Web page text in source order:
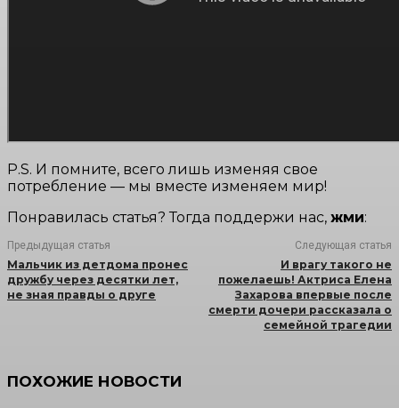
P.S. И помните, всего лишь изменяя свое
потребление — мы вместе изменяем мир!
Понравилась статья? Тогда поддержи нас, жми:
Предыдущая статья
Мальчик из детдома пронес
дружбу через десятки лет,
не зная правды о друге
Следующая статья
И врагу такого не
пожелаешь! Актриса Елена
Захарова впервые после
смерти дочери рассказала о
семейной трагедии
ПОХОЖИЕ НОВОСТИ